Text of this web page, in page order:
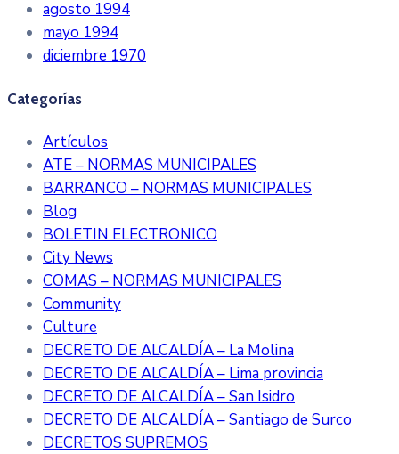
agosto 1994
mayo 1994
diciembre 1970
Categorías
Artículos
ATE – NORMAS MUNICIPALES
BARRANCO – NORMAS MUNICIPALES
Blog
BOLETIN ELECTRONICO
City News
COMAS – NORMAS MUNICIPALES
Community
Culture
DECRETO DE ALCALDÍA – La Molina
DECRETO DE ALCALDÍA – Lima provincia
DECRETO DE ALCALDÍA – San Isidro
DECRETO DE ALCALDÍA – Santiago de Surco
DECRETOS SUPREMOS